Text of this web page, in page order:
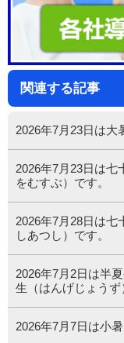
関連する記事
2026年7月23日は大
2026年7月23日は七
をむすぶ）です。
2026年7月28日は七
しあつし）です。
2026年7月2日は半
生（はんげじょうず
2026年7月7日は小